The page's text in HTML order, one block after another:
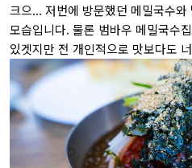
크으... 저번에 방문했던 메밀국수
모습입니다. 물론 범바우 메밀국수
있겟지만 전 개인적으로 맛보다도